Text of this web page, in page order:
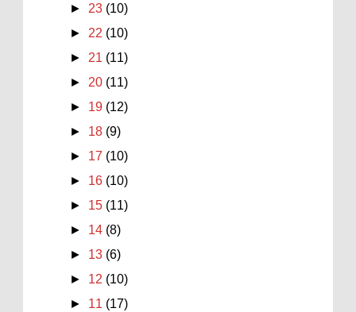
► 23 (10)
► 22 (10)
► 21 (11)
► 20 (11)
► 19 (12)
► 18 (9)
► 17 (10)
► 16 (10)
► 15 (11)
► 14 (8)
► 13 (6)
► 12 (10)
► 11 (17)